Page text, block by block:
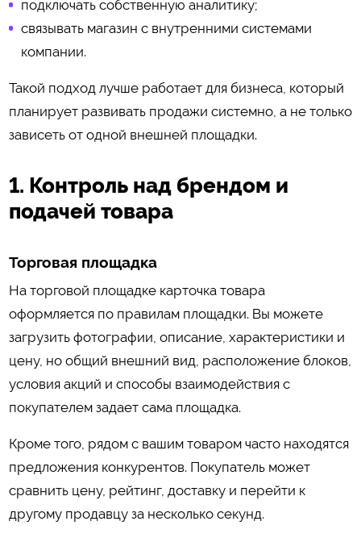
подключать собственную аналитику;
связывать магазин с внутренними системами
компании.
Такой подход лучше работает для бизнеса, который
планирует развивать продажи системно, а не только
зависеть от одной внешней площадки.
1. Контроль над брендом и
подачей товара
Торговая площадка
На торговой площадке карточка товара
оформляется по правилам площадки. Вы можете
загрузить фотографии, описание, характеристики и
цену, но общий внешний вид, расположение блоков,
условия акций и способы взаимодействия с
покупателем задает сама площадка.
Кроме того, рядом с вашим товаром часто находятся
предложения конкурентов. Покупатель может
сравнить цену, рейтинг, доставку и перейти к
другому продавцу за несколько секунд.